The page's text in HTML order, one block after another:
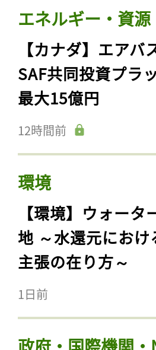
エネルギー・資源
【カナダ】エア
SAF共同投資プラ
最大15億円
12時間前
環境
【環境】ウォー
地 ～水還元にお
主張の在り方～
1日前